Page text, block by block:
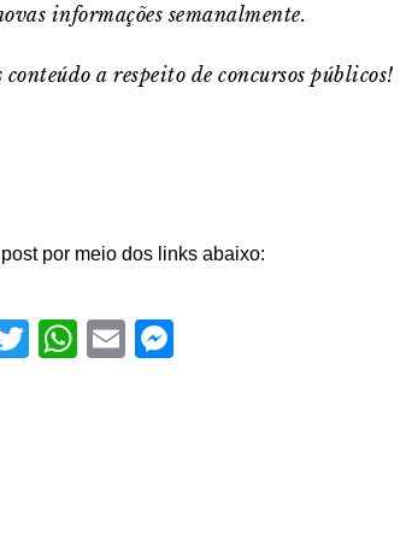
informações semanalmente.
a respeito de concursos públicos!
por meio dos links abaixo:
TwitterWhatsApp
Email